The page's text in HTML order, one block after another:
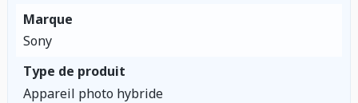
Marque
Sony
Type de produit
Appareil photo hybride